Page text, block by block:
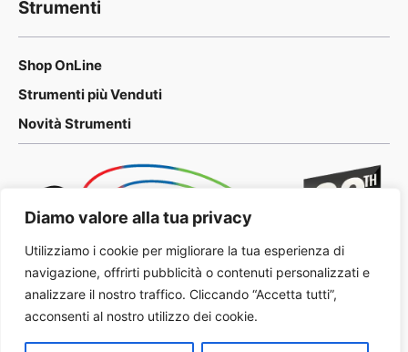
Diamo valore alla tua privacy
Utilizziamo i cookie per migliorare la tua esperienza di
navigazione, offrirti pubblicità o contenuti personalizzati e
analizzare il nostro traffico. Cliccando “Accetta tutti”,
acconsenti al nostro utilizzo dei cookie.
Strumenti
Shop OnLine
Strumenti più Venduti
Novità Strumenti